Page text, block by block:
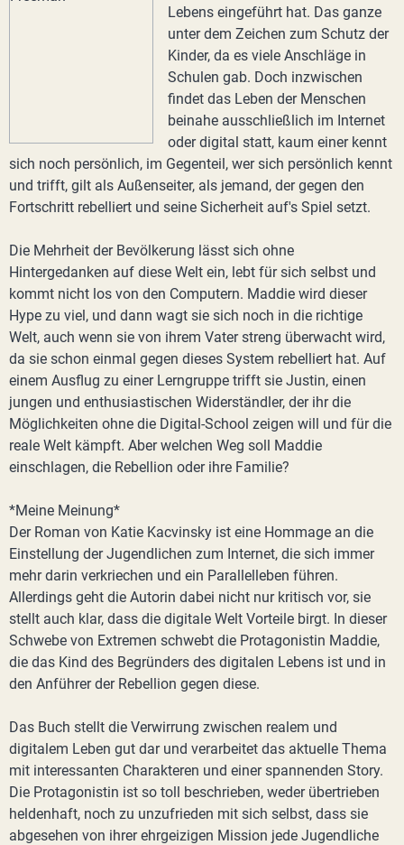
Lebens eingeführt hat. Das ganze
unter dem Zeichen zum Schutz der
Kinder, da es viele Anschläge in
Schulen gab. Doch inzwischen
findet das Leben der Menschen
beinahe ausschließlich im Internet
oder digital statt, kaum einer kennt
sich noch persönlich, im Gegenteil, wer sich persönlich kennt
und trifft, gilt als Außenseiter, als jemand, der gegen den
Fortschritt rebelliert und seine Sicherheit auf's Spiel setzt.
Die Mehrheit der Bevölkerung lässt sich ohne
Hintergedanken auf diese Welt ein, lebt für sich selbst und
kommt nicht los von den Computern. Maddie wird dieser
Hype zu viel, und dann wagt sie sich noch in die richtige
Welt, auch wenn sie von ihrem Vater streng überwacht wird,
da sie schon einmal gegen dieses System rebelliert hat. Auf
einem Ausflug zu einer Lerngruppe trifft sie Justin, einen
jungen und enthusiastischen Widerständler, der ihr die
Möglichkeiten ohne die Digital-School zeigen will und für die
reale Welt kämpft. Aber welchen Weg soll Maddie
einschlagen, die Rebellion oder ihre Familie?
*Meine Meinung*
Der Roman von Katie Kacvinsky ist eine Hommage an die
Einstellung der Jugendlichen zum Internet, die sich immer
mehr darin verkriechen und ein Parallelleben führen.
Allerdings geht die Autorin dabei nicht nur kritisch vor, sie
stellt auch klar, dass die digitale Welt Vorteile birgt. In dieser
Schwebe von Extremen schwebt die Protagonistin Maddie,
die das Kind des Begründers des digitalen Lebens ist und in
den Anführer der Rebellion gegen diese.
Das Buch stellt die Verwirrung zwischen realem und
digitalem Leben gut dar und verarbeitet das aktuelle Thema
mit interessanten Charakteren und einer spannenden Story.
Die Protagonistin ist so toll beschrieben, weder übertrieben
heldenhaft, noch zu unzufrieden mit sich selbst, dass sie
abgesehen von ihrer ehrgeizigen Mission jede Jugendliche